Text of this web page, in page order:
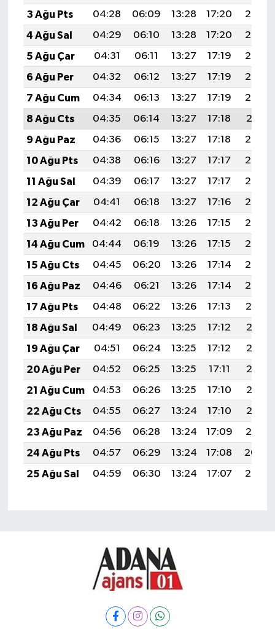
3 Ağu Pts
04:28 06:09 13:28 17:20
20:36
4 Ağu Sal
04:29 06:10 13:28 17:20
20:35
5 Ağu Çar
04:31 06:11 13:27 17:19
20:34
6 Ağu Per
04:32 06:12 13:27 17:19
20:33
7 Ağu Cum
04:34 06:13 13:27 17:19
20:32
8 Ağu Cts
04:35 06:14 13:27 17:18
20:31
9 Ağu Paz
04:36 06:15 13:27 17:18
20:29
10 Ağu Pts
04:38 06:16 13:27 17:17
20:28
11 Ağu Sal
04:39 06:17 13:27 17:17
20:27
12 Ağu Çar
04:41 06:18 13:27 17:16
20:26
13 Ağu Per
04:42 06:18 13:26 17:15
20:24
14 Ağu Cum
04:44 06:19 13:26 17:15
20:23
15 Ağu Cts
04:45 06:20 13:26 17:14
20:22
16 Ağu Paz
04:46 06:21 13:26 17:14
20:20
17 Ağu Pts
04:48 06:22 13:26 17:13
20:19
18 Ağu Sal
04:49 06:23 13:25 17:12
20:18
19 Ağu Çar
04:51 06:24 13:25 17:12
20:16
20 Ağu Per
04:52 06:25 13:25 17:11
20:15
21 Ağu Cum
04:53 06:26 13:25 17:10
20:13
22 Ağu Cts
04:55 06:27 13:24 17:10
20:12
23 Ağu Paz
04:56 06:28 13:24 17:09
20:10
24 Ağu Pts
04:57 06:29 13:24 17:08
20:09
25 Ağu Sal
04:59 06:30 13:24 17:07 20:07